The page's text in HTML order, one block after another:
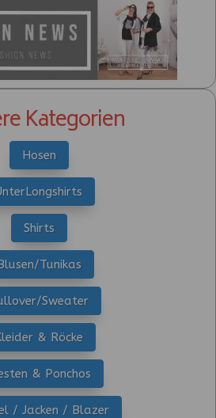
Kategorien
Hosen
Shirts
Tunikas
Sweater
& Röcke
& Ponchos
/ Jacken / Blazer